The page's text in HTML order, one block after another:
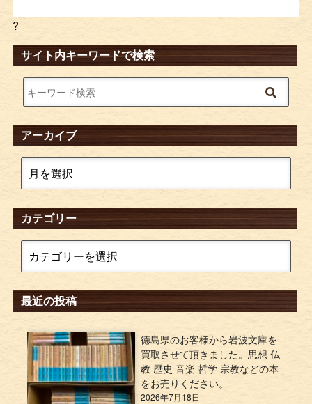
?
サイト内キーワードで検索
アーカイブ
カテゴリー
最近の投稿
徳島県のお客様から岩波文庫を
買取させて頂きました。思想 仏
教 歴史 音楽 哲学 宗教などの本
をお売りください。
2026年7月18日